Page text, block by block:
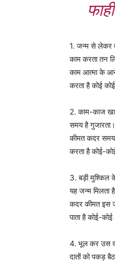
1. जन्म से लेकर
काम करता तन
काम आत्मा के
करता है कोई
2. काम-काज
समय है गुजारता।
कीमत कदर
करता है कोई-
3. बड़ी मुश्किल
यह जन्म मिलता
कदर कीमत इस
पाता है कोई-
4. भूल कर उस
दातों को पकड़